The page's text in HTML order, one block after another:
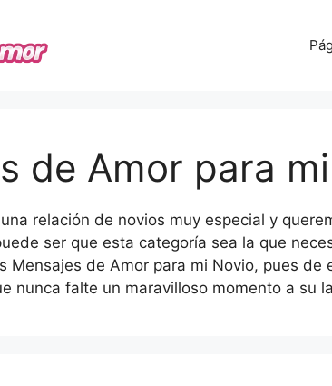
de Amor para
relación de novios muy especial y
ser que esta categoría sea la que
Mensajes de Amor para mi Novio, pues de
nunca falte un maravilloso momento a su